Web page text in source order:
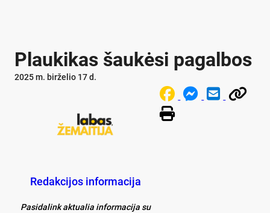
Plaukikas šaukėsi pagalbos
2025 m. birželio 17 d.
Redakcijos informacija
Pasidalink aktualia informacija su